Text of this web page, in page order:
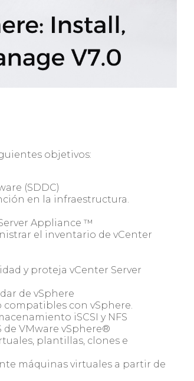
objetivos:
(SDDC)
en la infraestructura.
Appliance ™
el inventario de vCenter
y proteja vCenter Server
de vSphere
con vSphere.
iSCSI y NFS
de VMware vSphere®
plantillas, clones e
máquinas virtuales a partir de